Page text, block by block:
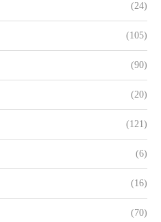
(24)
(105)
(90)
(20)
(121)
(6)
(16)
(70)